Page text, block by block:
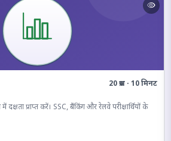
20 प्रश्न · 10 मिनट
प्राप्त करें। SSC, बैंकिंग और रेलवे परीक्षार्थियों के